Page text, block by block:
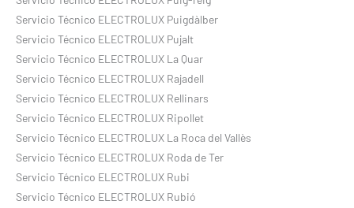
Servicio Técnico ELECTROLUX Puigdàlber
Servicio Técnico ELECTROLUX Pujalt
Servicio Técnico ELECTROLUX La Quar
Servicio Técnico ELECTROLUX Rajadell
Servicio Técnico ELECTROLUX Rellinars
Servicio Técnico ELECTROLUX Ripollet
Servicio Técnico ELECTROLUX La Roca del Vallès
Servicio Técnico ELECTROLUX Roda de Ter
Servicio Técnico ELECTROLUX Rubi
Servicio Técnico ELECTROLUX Rubió